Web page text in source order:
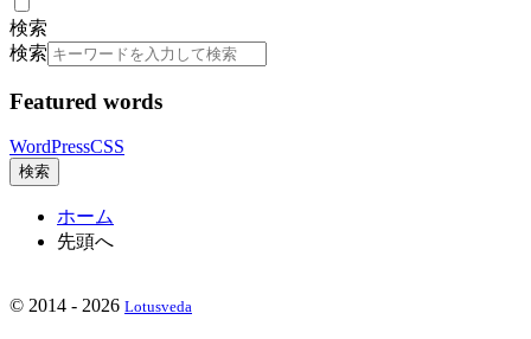
検索
検索
Featured words
WordPressCSS
検索
ホーム
先頭へ
© 2014 - 2026 Lotusveda